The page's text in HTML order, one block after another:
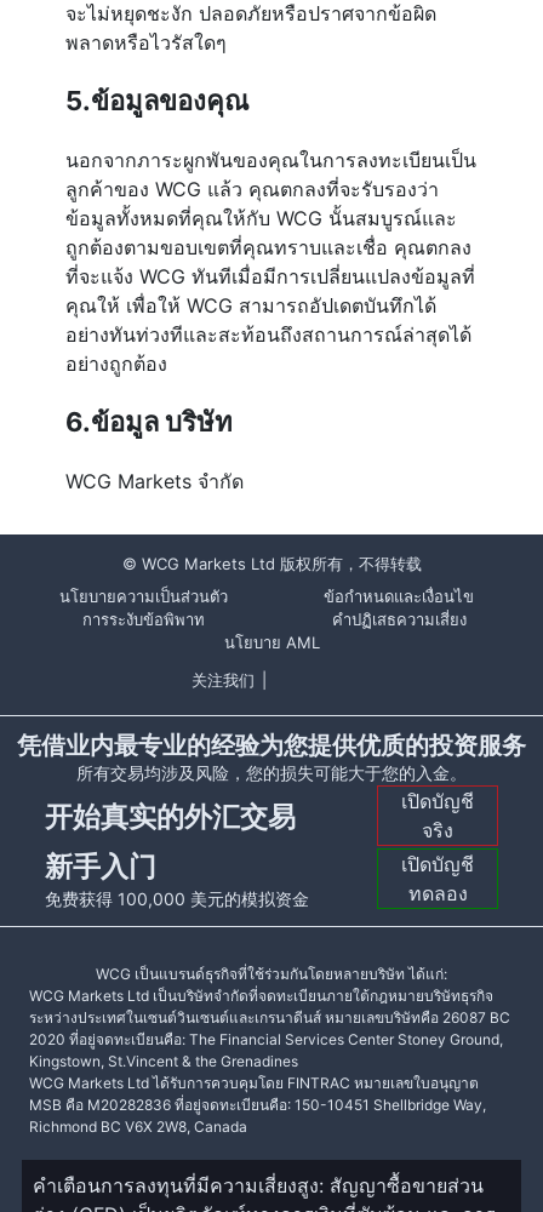
จะไม่หยุดชะงัก ปลอดภัยหรือปราศจากข้อผิด
พลาดหรือไวรัสใดๆ
5.ข้อมูลของคุณ
นอกจากภาระผูกพันของคุณในการลงทะเบียนเป็น
ลูกค้าของ WCG แล้ว คุณตกลงที่จะรับรองว่า
ข้อมูลทั้งหมดที่คุณให้กับ WCG นั้นสมบูรณ์และ
ถูกต้องตามขอบเขตที่คุณทราบและเชื่อ คุณตกลง
ที่จะแจ้ง WCG ทันทีเมื่อมีการเปลี่ยนแปลงข้อมูลที่
คุณให้ เพื่อให้ WCG สามารถอัปเดตบันทึกได้
อย่างทันท่วงทีและสะท้อนถึงสถานการณ์ล่าสุดได้
อย่างถูกต้อง
6.ข้อมูล บริษัท
WCG Markets จำกัด
© WCG Markets Ltd 版权所有，不得转载
นโยบายความเป็นส่วนตัว
ข้อกำหนดและเงื่อนไข
การระงับข้อพิพาท
คำปฏิเสธความเสี่ยง
นโยบาย AML
关注我们
凭借业内最专业的经验为您提供优质的投资服务
所有交易均涉及风险，您的损失可能大于您的入金。
开始真实的外汇交易
เปิดบัญชี
จริง
新手入门
免费获得 100,000 美元的模拟资金
เปิดบัญชี
ทดลอง
WCG เป็นแบรนด์ธุรกิจที่ใช้ร่วมกันโดยหลายบริษัท ได้แก่:
WCG Markets Ltd เป็นบริษัทจำกัดที่จดทะเบียนภายใต้กฎหมายบริษัทธุรกิจ
ระหว่างประเทศในเซนต์วินเซนต์และเกรนาดีนส์ หมายเลขบริษัทคือ 26087 BC
2020 ที่อยู่จดทะเบียนคือ: The Financial Services Center Stoney Ground,
Kingstown, St.Vincent & the Grenadines
WCG Markets Ltd ได้รับการควบคุมโดย FINTRAC หมายเลขใบอนุญาต
MSB คือ M20282836 ที่อยู่จดทะเบียนคือ: 150-10451 Shellbridge Way,
Richmond BC V6X 2W8, Canada
คำเตือนการลงทุนที่มีความเสี่ยงสูง: สัญญาซื้อขายส่วน